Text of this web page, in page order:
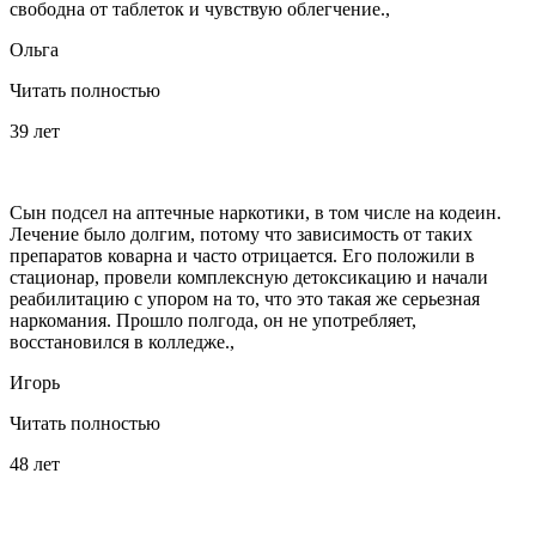
свободна от таблеток и чувствую облегчение.,
Ольга
Читать полностью
39 лет
Сын подсел на аптечные наркотики, в том числе на кодеин.
Лечение было долгим, потому что зависимость от таких
препаратов коварна и часто отрицается. Его положили в
стационар, провели комплексную детоксикацию и начали
реабилитацию с упором на то, что это такая же серьезная
наркомания. Прошло полгода, он не употребляет,
восстановился в колледже.,
Игорь
Читать полностью
48 лет